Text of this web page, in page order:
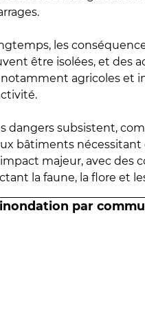
les
être isolées, et des
agricoles et
dangers subsistent,
bâtiments
majeur, avec des
la faune, la flore et
par